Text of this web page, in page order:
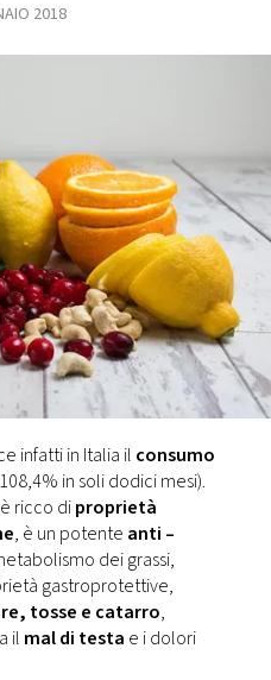
2018
infatti in Italia il consumo
in soli dodici mesi).
ricco diproprietà
, è un potente anti –
dei grassi,
gastroprotettive,
tosse e catarro,
il mal di testa e i dolori